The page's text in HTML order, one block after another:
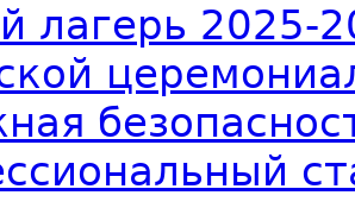
лагерь 2025-